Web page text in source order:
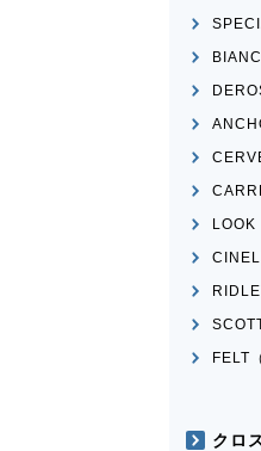
LOOK
FELT
クロ